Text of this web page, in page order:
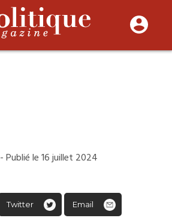
- Publié le 16 juillet 2024
Twitter Email